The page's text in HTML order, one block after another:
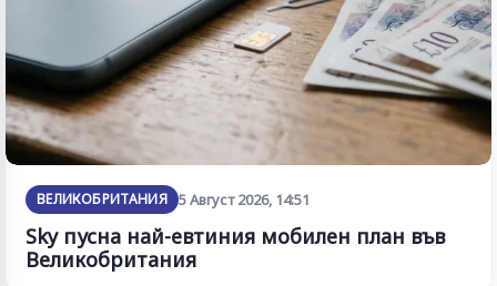
ВЕЛИКОБРИТАНИЯ 5 Август 2026, 14:51
Sky пусна най-евтиния мобилен план във
Великобритания